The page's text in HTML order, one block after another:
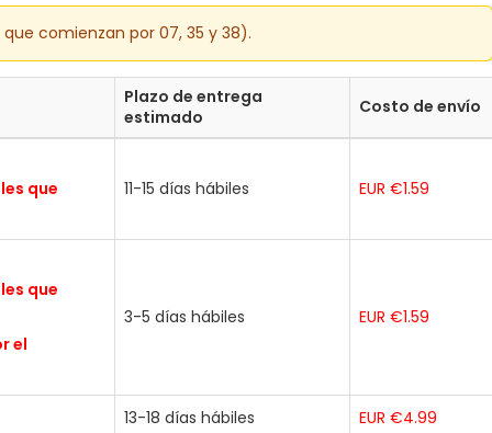
comienzan por 07, 35 y 38).
Plazo de entrega
estimado
Costo de envío
que 11-15 días hábiles EUR €1.59
que
el
3-5 días hábiles EUR €1.59
13-18 días hábiles EUR €4.99